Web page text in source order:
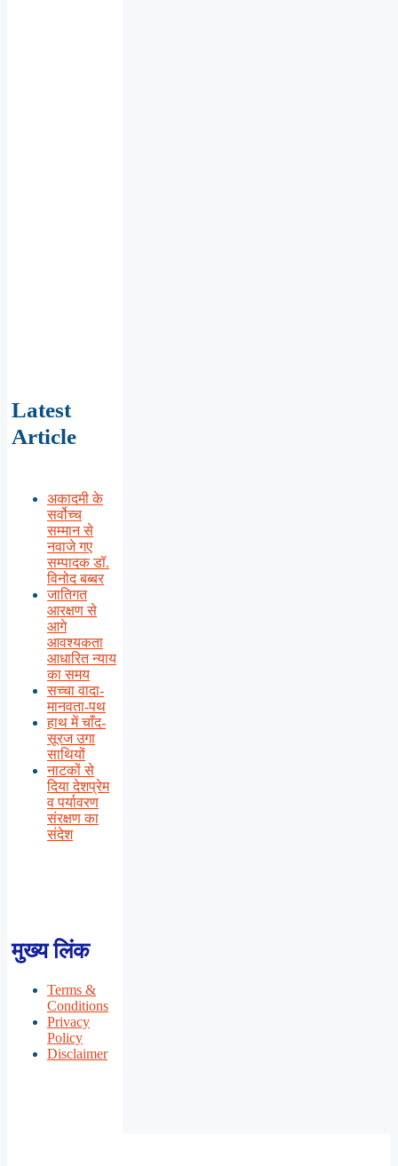
Latest
Article
अकादमी के
सर्वोच्च
सम्मान से
नवाजे गए
सम्पादक डॉ.
विनोद बब्बर
जातिगत
आरक्षण से
आगे
आवश्यकता
आधारित न्याय
का समय
सच्चा वादा-
मानवता-पथ
हाथ में चाँद-
सूरज उगा
साथियों
नाटकों से
दिया देशप्रेम
व पर्यावरण
संरक्षण का
संदेश
मुख्य लिंक
Terms &
Conditions
Privacy
Policy
Disclaimer